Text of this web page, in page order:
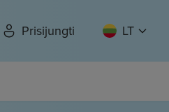
Prisijungti LT